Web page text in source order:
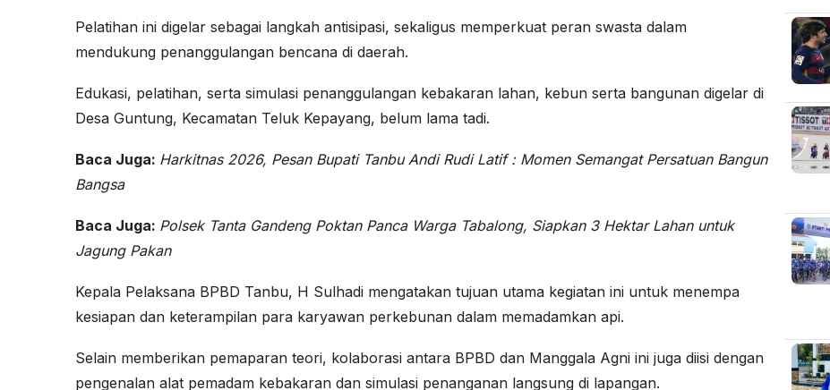
Pelatihan ini digelar sebagai langkah antisipasi, sekaligus memperkuat peran swasta dalam
mendukung penanggulangan bencana di daerah.
Edukasi, pelatihan, serta simulasi penanggulangan kebakaran lahan, kebun serta bangunan digelar di
Desa Guntung, Kecamatan Teluk Kepayang, belum lama tadi.
Baca Juga: Harkitnas 2026, Pesan Bupati Tanbu Andi Rudi Latif : Momen Semangat Persatuan Bangun
Bangsa
Baca Juga: Polsek Tanta Gandeng Poktan Panca Warga Tabalong, Siapkan 3 Hektar Lahan untuk
Jagung Pakan
Kepala Pelaksana BPBD Tanbu, H Sulhadi mengatakan tujuan utama kegiatan ini untuk menempa
kesiapan dan keterampilan para karyawan perkebunan dalam memadamkan api.
Selain memberikan pemaparan teori, kolaborasi antara BPBD dan Manggala Agni ini juga diisi dengan
pengenalan alat pemadam kebakaran dan simulasi penanganan langsung di lapangan.